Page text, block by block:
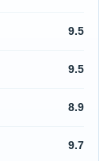
9.5
9.5
8.9
9.7